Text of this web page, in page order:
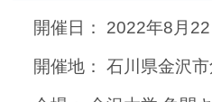
開催日： 2022年8月
開催地： 石川県金沢